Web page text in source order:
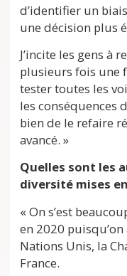
d’identifier un
une décision plus
J’incite les gens à
plusieurs fois une
tester toutes les
les conséquences
bien de le refaire
avancé. »
Quelles sont les
diversité mises
« On s’est
en 2020
Nations Unis, la
France.